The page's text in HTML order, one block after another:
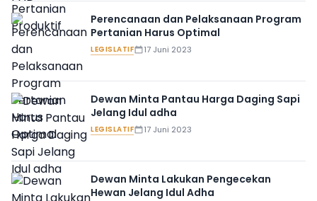
Perencanaan dan Pelaksanaan Program
Pertanian Harus Optimal
LEGISLATIF 17 Juni 2023
Dewan Minta Pantau Harga Daging Sapi
Jelang Idul adha
LEGISLATIF 17 Juni 2023
Dewan Minta Lakukan Pengecekan
Hewan Jelang Idul Adha